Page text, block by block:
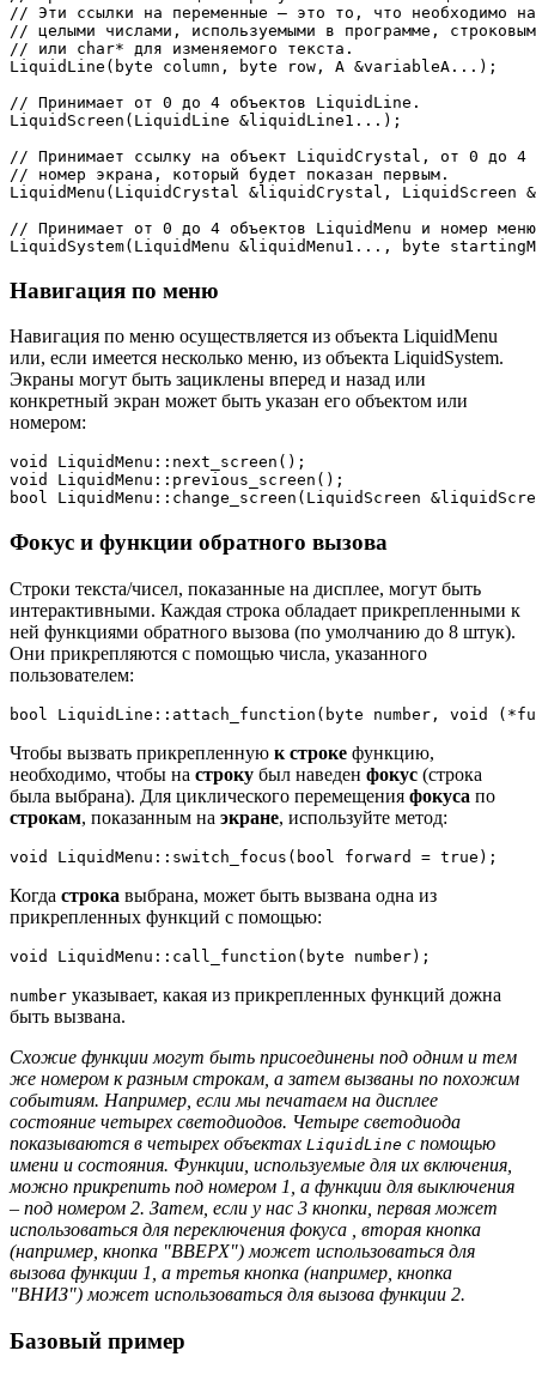
// Эти ссылки на переменные – это то, что необходимо
// целыми числами, используемыми в программе,
// или char* для изменяемого текста.
LiquidLine ( byte column , byte row , A &variableA . . . ) ;
// Принимает от 0 до 4 объектов LiquidLine.
LiquidScreen ( LiquidLine &liquidLine1 . . . ) ;
// Принимает ссылку на объект LiquidCrystal, от 0 до 4
// номер экрана, который будет показан первым.
LiquidMenu ( LiquidCrystal &liquidCrystal , LiquidScreen &
// Принимает от 0 до 4 объектов LiquidMenu и номер
LiquidSystem( LiquidMenu &liquidMenu1 . . . , byte
Навигация по меню
Навигация по меню осуществляется из объекта LiquidMenu
или, если имеется несколько меню, из объекта LiquidSystem.
Экраны могут быть зациклены вперед и назад или
конкретный экран может быть указан его объектом или
номером:
void LiquidMenu :: next_screen ( ) ;
void
LiquidMenu :: previous_screen ( ) ;
bool
LiquidMenu :: change_screen ( LiquidScreen &
Фокус и функции обратного вызова
Строки текста/чисел, показанные на дисплее, могут быть
интерактивными. Каждая строка обладает прикрепленными к
ней функциями обратного вызова (по умолчанию до 8 штук).
Они прикрепляются с помощью числа, указанного
пользователем:
bool LiquidLine :: attach_function ( byte number , void ( *
Чтобы вызвать прикрепленную к строке функцию,
необходимо, чтобы на строку был наведен фокус (строка
была выбрана). Для циклического перемещения фокуса по
строкам, показанным на экране, используйте метод:
void LiquidMenu :: switch_focus ( bool forward = true ) ;
Когда строка выбрана, может быть вызвана одна из
прикрепленных функций с помощью:
void LiquidMenu :: call_function ( byte number) ;
number указывает, какая из прикрепленных функций дожна
быть вызвана.
Схожие функции могут быть присоединены под одним и тем
же номером к разным строкам, а затем вызваны по похожим
событиям. Например, если мы печатаем на дисплее
состояние четырех светодиодов. Четыре светодиода
показываются в четырех объектах LiquidLine с помощью
имени и состояния. Функции, используемые для их включения,
можно прикрепить под номером 1, а функции для выключения
– под номером 2. Затем, если у нас 3 кнопки, первая может
использоваться для переключения фокуса , вторая кнопка
(например, кнопка "ВВЕРХ") может использоваться для
вызова функции 1, а третья кнопка (например, кнопка
"ВНИЗ") может использоваться для вызова функции 2.
Базовый пример